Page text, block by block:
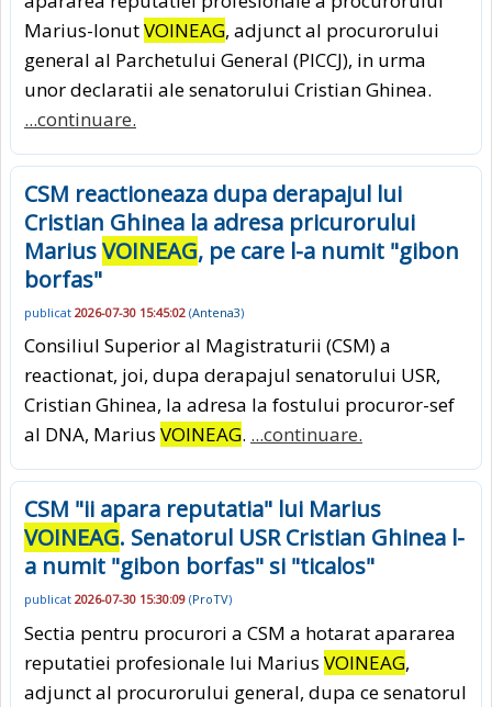
Marius-IonutVOINEAG, adjunct al procurorului
general al Parchetului General (PICCJ), in urma
unor declaratii ale senatorului Cristian Ghinea.
...continuare.
CSM reactioneaza dupa derapajul lui
Cristian Ghinea la adresa pricurorului
MariusVOINEAG, pe care l-a numit "gibon
borfas"
publicat 2026-07-30 15:45:02 (Antena3)
Consiliul Superior al Magistraturii (CSM) a
reactionat, joi, dupa derapajul senatorului USR,
Cristian Ghinea, la adresa la fostului procuror-sef
al DNA, Marius VOINEAG. ...continuare.
CSM "ii apara reputatia" lui Marius
VOINEAG. Senatorul USR Cristian Ghinea l-
a numit "gibon borfas" si "ticalos"
publicat 2026-07-30 15:30:09 (ProTV)
Sectia pentru procurori a CSM a hotarat apararea
reputatiei profesionale lui Marius VOINEAG,
adjunct al procurorului general, dupa ce senatorul